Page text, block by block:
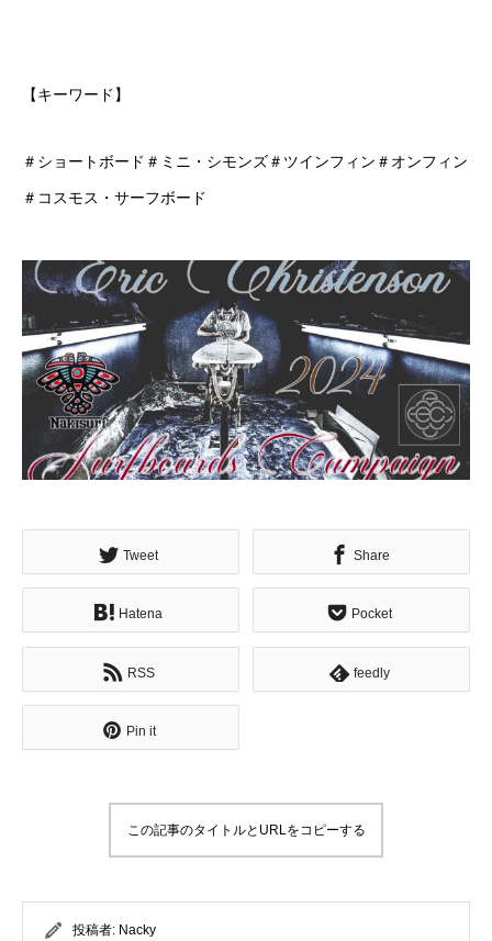
【キーワード】
＃ショートボード＃ミニ・シモンズ＃ツインフィン＃オンフィン
＃コスモス・サーフボード
Tweet Share
Hatena Pocket
RSS feedly
Pin it
この記事のタイトルとURLをコピーする
投稿者: Nacky